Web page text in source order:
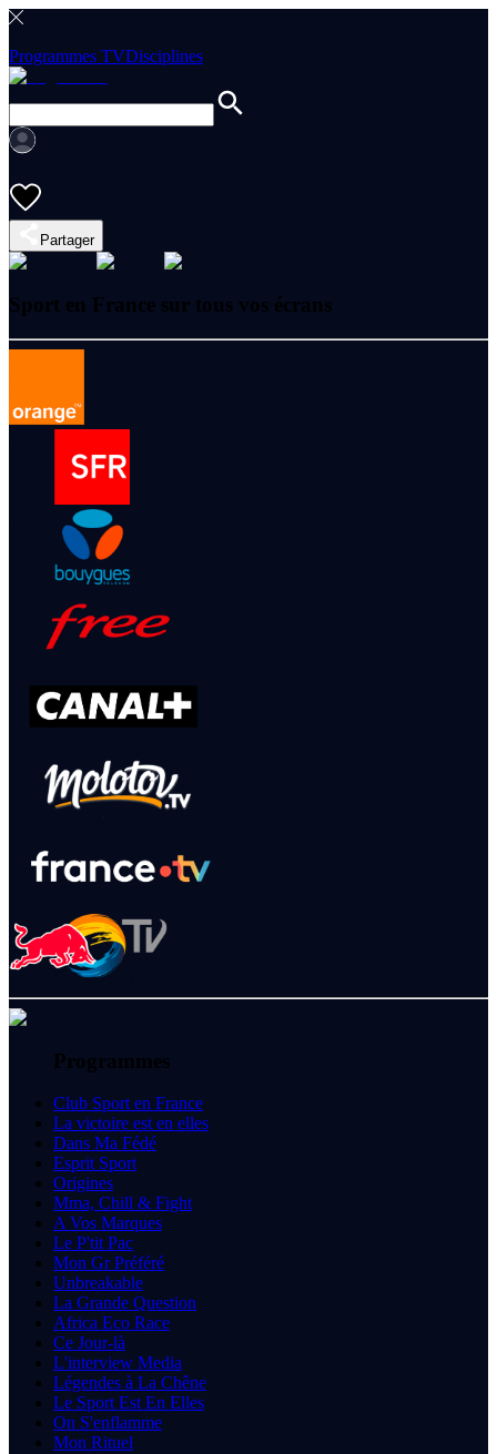
Programmes TVDisciplines
Partager
Sport en France sur tous vos écrans
Programmes
Club Sport en France
La victoire est en elles
Dans Ma Fédé
Esprit Sport
Origines
Mma, Chill & Fight
A Vos Marques
Le P'tit Pac
Mon Gr Préféré
Unbreakable
La Grande Question
Africa Eco Race
Ce Jour-là
L'interview Media
Légendes à La Chêne
Le Sport Est En Elles
On S'enflamme
Mon Rituel